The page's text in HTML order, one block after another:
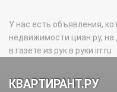
У нас есть объявления,
недвижимости циан.ру,
в газете из рук в руки irr.ru
КВАРТИРАНТ.РУ